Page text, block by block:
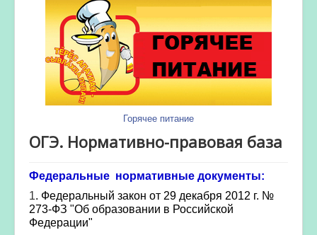
Горячее питание
ОГЭ. Нормативно-правовая база
Федеральные нормативные документы:
1. Федеральный закон от 29 декабря 2012 г. №
273-ФЗ "Об образовании в Российской
Федерации"